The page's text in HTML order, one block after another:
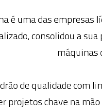
é uma das
consolidou a
máquinas
de qualidade com
projetos chave na